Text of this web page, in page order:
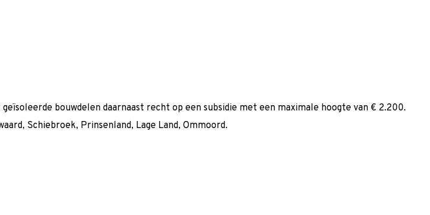
bouwdelen daarnaast recht op een subsidie met een maximale hoogte van € 2.200.
Schiebroek, Prinsenland, Lage Land, Ommoord.